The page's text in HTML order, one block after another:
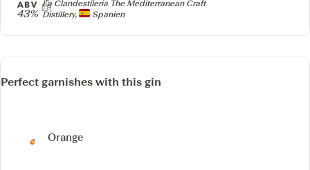
Producer
La Clandestileria The Mediterranean Craft
Distillery,
Spanien
ABV
43%
Perfect garnishes with this gin
Orange